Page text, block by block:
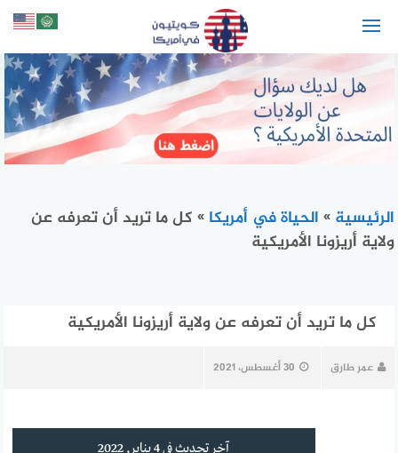
الرئيسية » الحياة في أمريكا » كل ما تريد أن تعرفه عن
ولاية أريزونا الأمريكية
كل ما تريد أن تعرفه عن ولاية أريزونا الأمريكية
عمر طارق 30 أغسطس، 2021
آخر تحديث في 4 يناير, 2022